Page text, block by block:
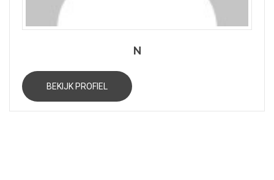
N
BEKIJK PROFIEL